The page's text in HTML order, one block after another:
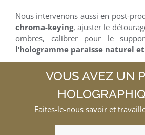
Nous intervenons aussi en post-
chroma-keying, ajuster le
ombres, calibrer pour le
l’hologramme paraisse naturel
VOUS AVEZ UN
Faites-le-nous savoir et